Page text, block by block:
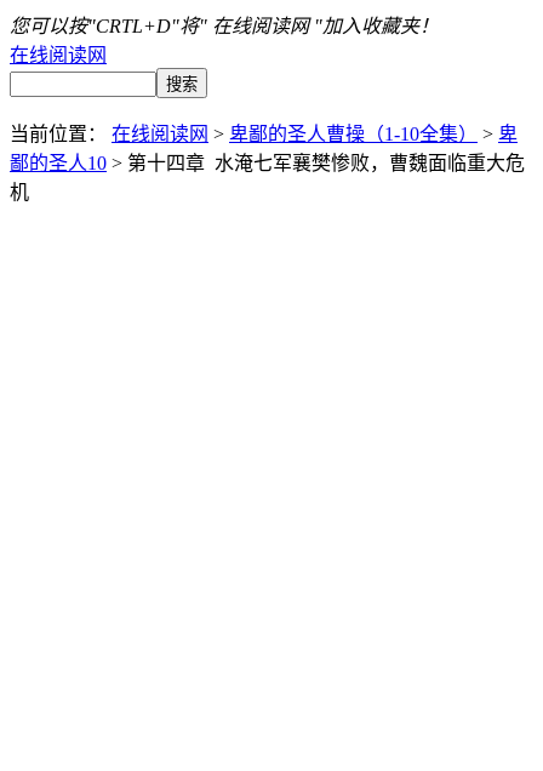
您可以按"CRTL+D"将" 在线阅读网 "加入收藏夹！
在线阅读网
当前位置： 在线阅读网 > 卑鄙的圣人曹操（1-10全集） > 卑
鄙的圣人10 > 第十四章 水淹七军襄樊惨败，曹魏面临重大危
机